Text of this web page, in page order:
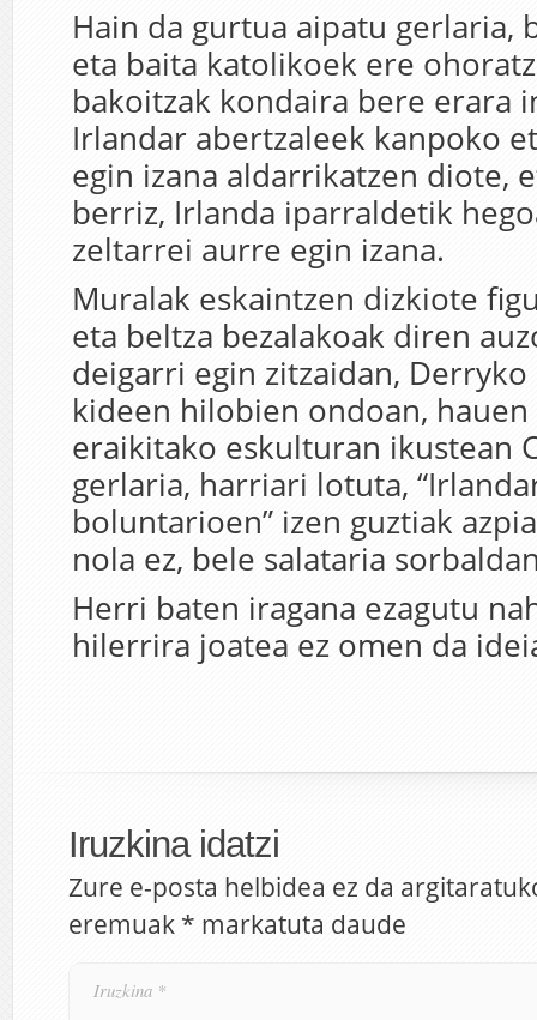
Hain da gurtua aipatu gerlaria,
eta baita katolikoek ere
bakoitzak kondaira bere erara
Irlandar abertzaleek kanpoko
egin izana aldarrikatzen diote,
berriz, Irlanda iparraldetik
zeltarrei aurre egin izana.
Muralak eskaintzen dizkiote
eta beltza bezalakoak diren
deigarri egin zitzaidan,
kideen hilobien ondoan,
eraikitako eskulturan ikustean
gerlaria, harriari lotuta,
boluntarioen” izen guztiak
nola ez, bele salataria
Herri baten iragana ezagutu
hilerrira joatea ez omen da
Iruzkina idatzi
Zure e-posta helbidea ez da
eremuak * markatuta daude